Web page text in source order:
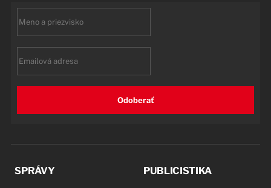
Odoberať
SPRÁVY PUBLICISTIKA